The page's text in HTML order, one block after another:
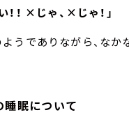
！！ ×じゃ、×じゃ！」
うでありながら、なか
睡眠について